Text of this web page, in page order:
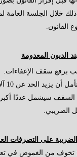
خلال الجلسة العامة
القانون.
بند الديون المعدومة
برفع سقف الإعفاءات.
الحد عن 10 آلاف جنيه بما يتناسب مع معدلات التضخم.
السقف سيشمل عددًا أكبر
الضريبي.
الضريبة على التصرفات
تخوف من الغموض في